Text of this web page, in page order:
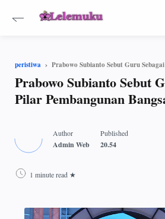
peristiwa Prabowo Subianto Sebut Guru
Prabowo Subianto Sebut
Pilar Pembangunan
1 minute read